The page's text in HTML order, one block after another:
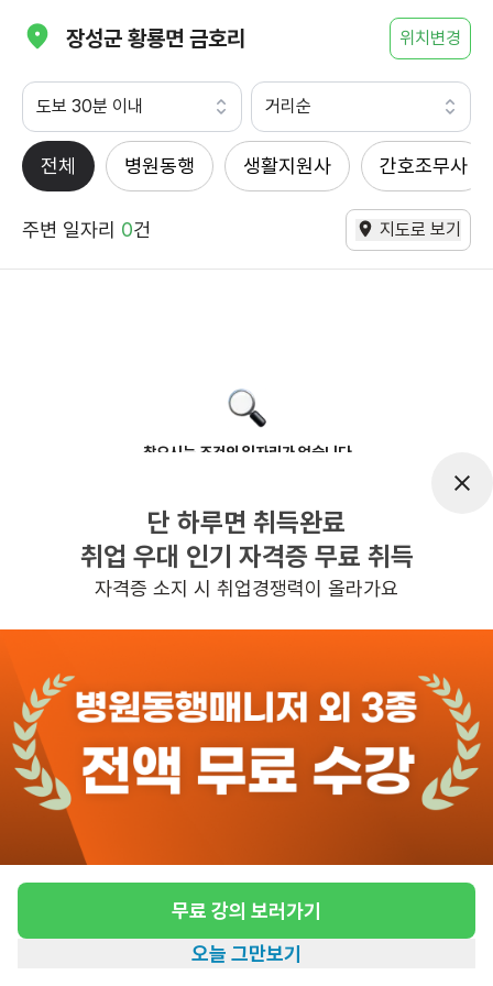
장성군 황룡면 금호리 위치변경
도보 30분 이내 거리순
전체 병원동행 생활지원사 간호조무사
주변 일자리 0건 지도로 보기
찾으시는 조건의 일자리가 없습니다
반경 3KM 이내의 일자리 확인하기
단 하루면 취득완료
취업 우대 인기 자격증 무료 취득
자격증 소지 시 취업경쟁력이 올라가요
무료 강의 보러가기
오늘 그만보기